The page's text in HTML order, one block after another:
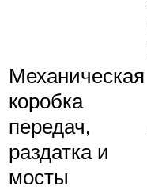
Механическая
коробка
передач,
раздатка и
мосты